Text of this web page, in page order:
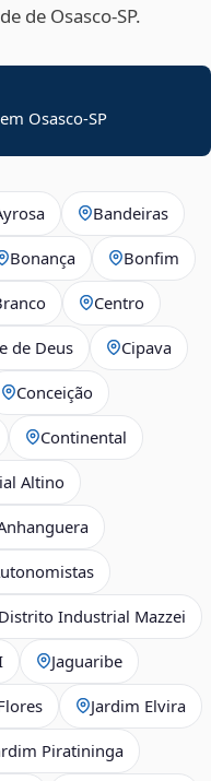
de Osasco‑SP.
Osasco-SP
Bandeiras
Bonança Bonfim
Centro
de Deus Cipava
Conceição
Continental
Altino
Distrito Industrial Mazzei
Jaguaribe
Jardim Elvira
Piratininga